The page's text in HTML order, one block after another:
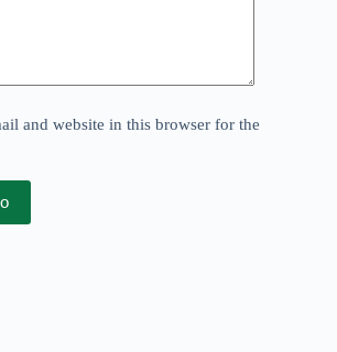
and website in this browser for the